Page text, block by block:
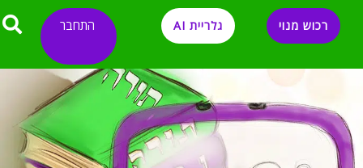
רכוש מנוי גלריית AI התחבר